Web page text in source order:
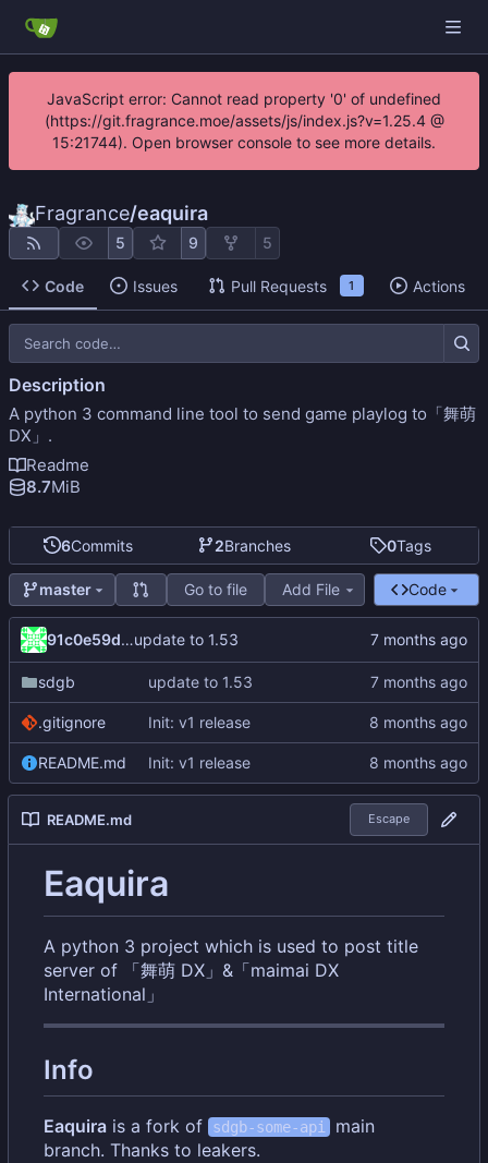
JavaScript error: Cannot read property '0' of undefined
(https://git.fragrance.moe/assets/js/index.js?v=1.25.4 @
15:21744). Open browser console to see more details.
Fragrance/eaquira
5 9 5
Code Issues Pull Requests 1 Actions
6Commits 2Branches 0Tags
master Go to file Add File Code
91c0e59d-6161-45ab-8aa4-2371574db28fupdate to 1.53
sdgb update to 1.53
.gitignore Init: v1 release
README.md Init: v1 release
README.md Escape
Eaquira
A python 3 project which is used to post title
server of 「舞萌 DX」&「maimai DX
International」
Info
Eaquira is a fork of sdgb-some-api
main
branch. Thanks to leakers.
Description
A python 3 command line tool to send game playlog to「舞萌
DX」.
Readme
8.7MiB